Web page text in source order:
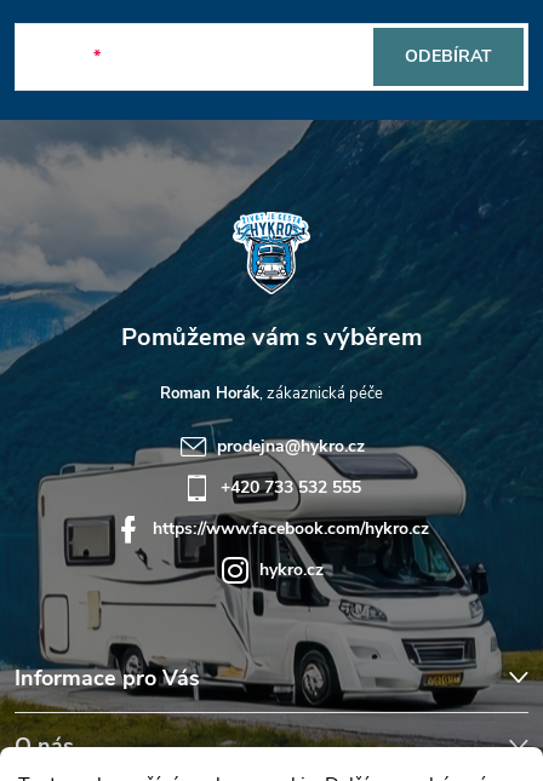
p
a
t
í
ODEBÍRAT
Informace pro Vás
O nás
Roman Horák
prodejna@hykro.cz
+420 733 532 555
https://www.facebook.com/hykro.cz
hykro.cz